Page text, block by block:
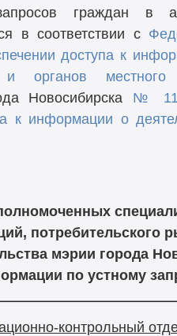
граждан в
в соответствии с
доступа к
и органов местного
Новосибирска №
к информации о
потребительского
мэрии города
по устному
контрольный